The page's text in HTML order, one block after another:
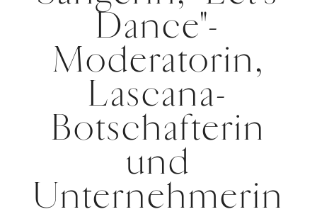
Dance"-
Moderatorin,
Lascana-
Botschafterin
und
Unternehmerin